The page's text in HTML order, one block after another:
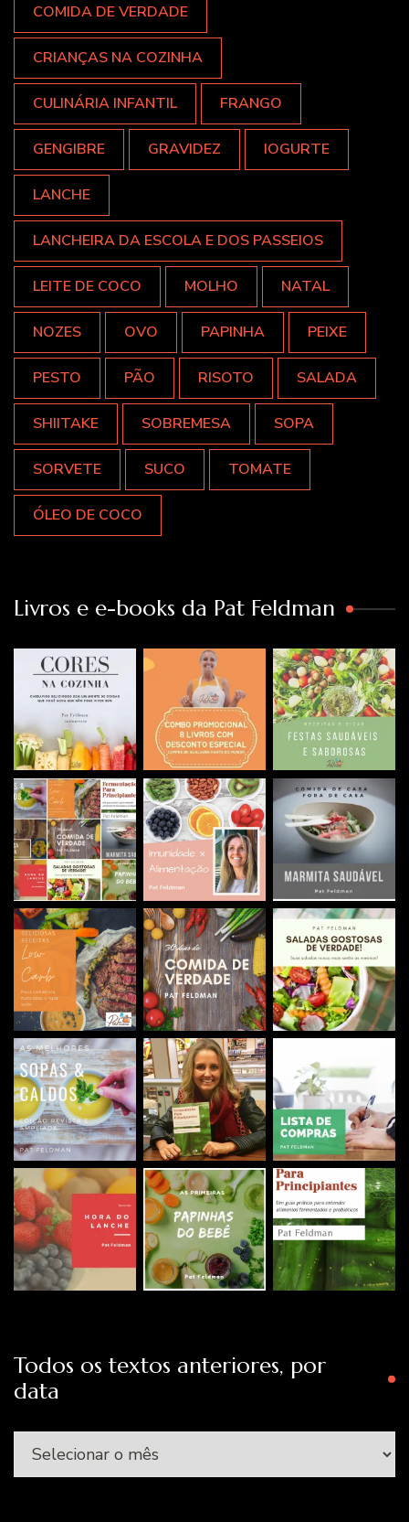
COMIDA DE VERDADE
CRIANÇAS NA COZINHA
CULINÁRIA INFANTIL FRANGO
GENGIBRE GRAVIDEZ IOGURTE
LANCHE
LANCHEIRA DA ESCOLA E DOS PASSEIOS
LEITE DE COCO MOLHO NATAL
NOZES OVO PAPINHA PEIXE
PESTO PÃO RISOTO SALADA
SHIITAKE SOBREMESA SOPA
SORVETE SUCO TOMATE
ÓLEO DE COCO
Livros e e-books da Pat Feldman
Todos os textos anteriores, por
data
Todos
os